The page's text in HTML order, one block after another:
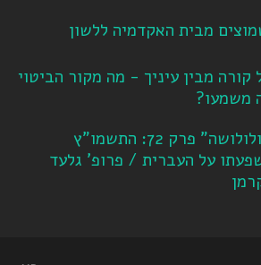
מבית האקדמיה ללשון
קורה מבין עיניך - מה מקור הביטוי
משמעו?
"קולולושה" פרק 72: התשמו"ץ
על העברית / פרופ' גלעד